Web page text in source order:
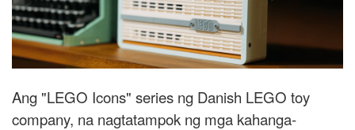
Ang "LEGO Icons" series ng Danish LEGO toy
company, na nagtatampok ng mga kahanga-